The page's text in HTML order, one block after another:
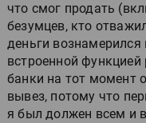
что смог продать
безумцев, кто
деньги вознамерился
встроенной
банки на тот момент
вывез, потому что
я был должен всем и